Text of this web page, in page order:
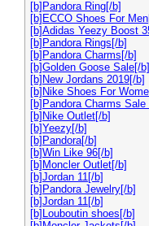
[b]Pandora Ring[/b]
[b]ECCO Shoes For
[b]Adidas Yeezy Boost
[b]Pandora Rings[/b]
[b]Pandora Charms[/b]
[b]Golden Goose Sale[/b]
[b]New Jordans 2019[/b]
[b]Nike Shoes For
[b]Pandora Charms Sale
[b]Nike Outlet[/b]
[b]Yeezy[/b]
[b]Pandora[/b]
[b]Win Like 96[/b]
[b]Moncler Outlet[/b]
[b]Jordan 11[/b]
[b]Pandora Jewelry[/b]
[b]Jordan 11[/b]
[b]Louboutin shoes[/b]